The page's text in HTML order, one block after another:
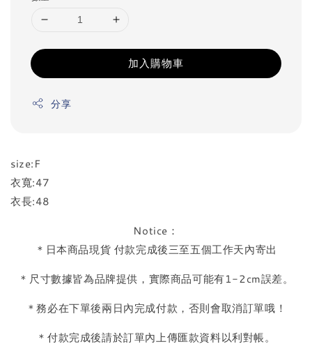
加入購物車
分享
size:F
衣寬:47
衣長:48
Notice：
＊日本商品現貨 付款完成後三至五個工作天內寄出
＊尺寸數據皆為品牌提供，實際商品可能有1-2cm誤差。
＊務必在下單後兩日內完成付款，否則會取消訂單哦！
＊付款完成後請於訂單內上傳匯款資料以利對帳。